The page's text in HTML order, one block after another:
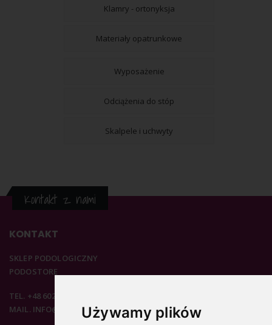
Używamy plików
Klamry - ortonyksja
Materiały opatrunkowe
Wyposażenie
Odciążenia do stóp
Skalpele i uchwyty
Kontakt z nami
KONTAKT
SKLEP PODOLOGICZNY
PODOSTORE
TEL. +48 602 537 894
MAIL. INFO@PODOSTORE.PL